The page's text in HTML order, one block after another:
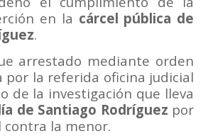
en la cárcel pública de
.
arrestado mediante orden
por la referida oficina judicial
de la investigación que lleva
de Santiago Rodríguez por
contra la menor.